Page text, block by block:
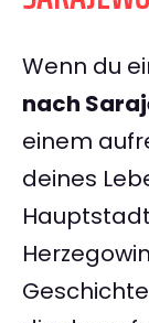
Wenn du
nach
einem
deines